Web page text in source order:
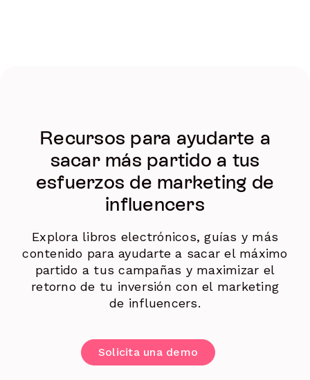
Recursos para ayudarte a
sacar más partido a tus
esfuerzos de marketing de
influencers
Explora libros electrónicos, guías y más
contenido para ayudarte a sacar el máximo
partido a tus campañas y maximizar el
retorno de tu inversión con el marketing
de influencers.
Solicita una demo